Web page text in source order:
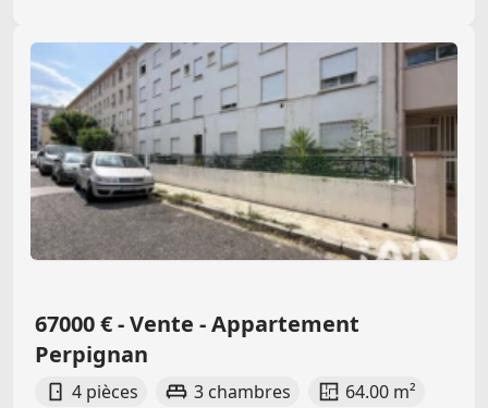
67000 € - Vente - Appartement
Perpignan
4 pièces 3 chambres 64.00 m²